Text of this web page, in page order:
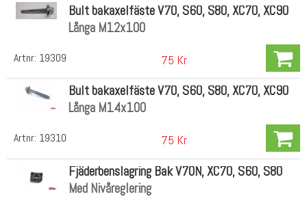
Artnr: 19309
Bult bakaxelfäste V70, S60, S80, XC70, XC90
Långa M12x100
75 Kr
Artnr: 19310
Bult bakaxelfäste V70, S60, S80, XC70, XC90
Långa M14x100
75 Kr
Fjäderbenslagring Bak V70N, XC70, S60, S80
Med Nivåreglering